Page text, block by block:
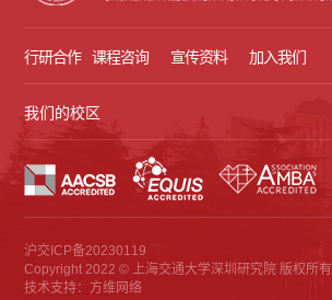
行研合作 课程咨询 宣传资料 加入我们
我们的校区
沪交ICP备20230119
Copyright 2022 © 上海交通大学深圳研究院 版权所有
技术支持：方维网络